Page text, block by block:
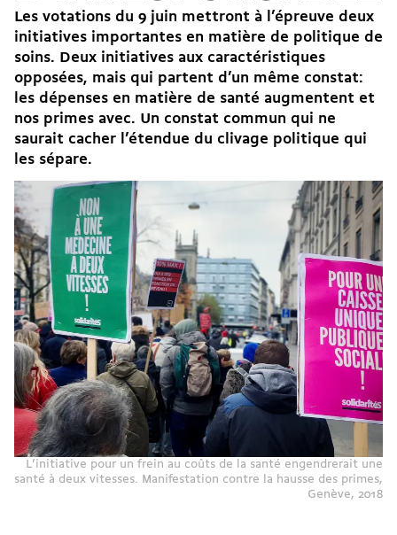
Les votations du 9 juin mettront à l’épreuve deux
initiatives importantes en matière de politique de
soins. Deux initiatives aux caractéristiques
opposées, mais qui partent d’un même constat:
les dépenses en matière de santé augmentent et
nos primes avec. Un constat commun qui ne
saurait cacher l’étendue du clivage politique qui
les sépare.
L’initiative pour un frein au coûts de la santé engendrerait une
santé à deux vitesses. Manifestation contre la hausse des primes,
Genève, 2018